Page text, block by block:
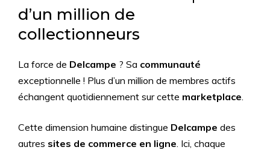
d’un million de
collectionneurs
La force de Delcampe ? Sa communauté
exceptionnelle ! Plus d’un million de membres actifs
échangent quotidiennement sur cette marketplace.
Cette dimension humaine distingue Delcampe des
autres sites de commerce en ligne. Ici, chaque